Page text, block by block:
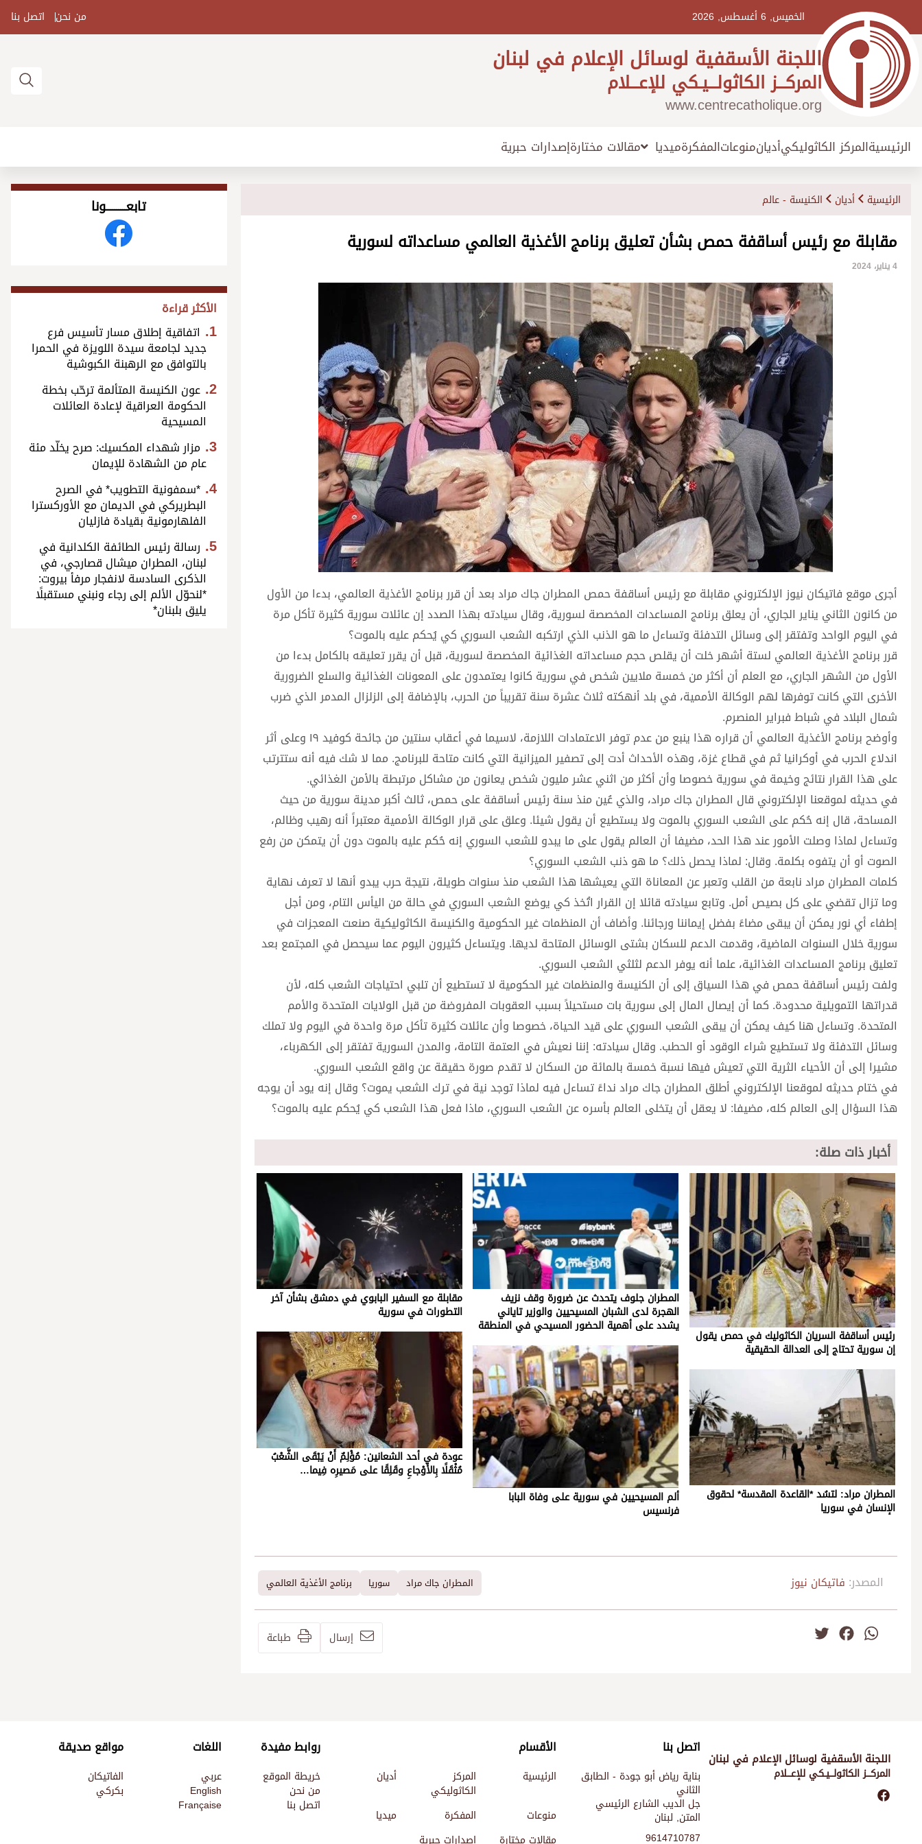
الخميس, 6 أغسطس, 2026 من نحن اتصل بنا
اللجنة الأسقفية لوسائل الإعلام في لبنان
المركـــز الكاثولـــيـكي للإعـــلام
www.centrecatholique.org
الرئيسيةالمركز الكاثوليكيأديانمنوعاتالمفكرةميديا مقالات مختارةإصدارات حبرية
الرئيسية أديان الكنيسة - عالم
مقابلة مع رئيس أساقفة حمص بشأن تعليق برنامج الأغذية العالمي مساعداته لسورية
4 يناير، 2024
أجرى موقع فاتيكان نيوز الإلكتروني مقابلة مع رئيس أساقفة حمص المطران جاك مراد بعد أن قرر برنامج الأغذية العالمي، بدءا من الأول
من كانون الثاني يناير الجاري، أن يعلق برنامج المساعدات المخصصة لسورية، وقال سيادته بهذا الصدد إن عائلات سورية كثيرة تأكل مرة
في اليوم الواحد وتفتقر إلى وسائل التدفئة وتساءل ما هو الذنب الذي ارتكبه الشعب السوري كي يُحكم عليه بالموت؟
قرر برنامج الأغذية العالمي لستة أشهر خلت أن يقلص حجم مساعداته الغذائية المخصصة لسورية، قبل أن يقرر تعليقه بالكامل بدءا من
الأول من الشهر الجاري، مع العلم أن أكثر من خمسة ملايين شخص في سورية كانوا يعتمدون على المعونات الغذائية والسلع الضرورية
الأخرى التي كانت توفرها لهم الوكالة الأممية، في بلد أنهكته ثلاث عشرة سنة تقريباً من الحرب، بالإضافة إلى الزلزال المدمر الذي ضرب
شمال البلاد في شباط فبراير المنصرم.
وأوضح برنامج الأغذية العالمي أن قراره هذا ينبع من عدم توفر الاعتمادات اللازمة، لاسيما في أعقاب سنتين من جائحة كوفيد ١٩ وعلى أثر
اندلاع الحرب في أوكرانيا ثم في قطاع غزة، وهذه الأحداث أدت إلى تصفير الميزانية التي كانت متاحة للبرنامج. مما لا شك فيه أنه ستترتب
على هذا القرار نتائج وخيمة في سورية خصوصا وأن أكثر من اثني عشر مليون شخص يعانون من مشاكل مرتبطة بالأمن الغذائي.
في حديثه لموقعنا الإلكتروني قال المطران جاك مراد، والذي عُين منذ سنة رئيس أساقفة على حمص، ثالث أكبر مدينة سورية من حيث
المساحة، قال إنه حُكم على الشعب السوري بالموت ولا يستطيع أن يقول شيئا. وعلق على قرار الوكالة الأممية معتبراً أنه رهيب وظالم،
وتساءل لماذا وصلت الأمور عند هذا الحد، مضيفا أن العالم يقول على ما يبدو للشعب السوري إنه حُكم عليه بالموت دون أن يتمكن من رفع
الصوت أو أن يتفوه بكلمة. وقال: لماذا يحصل ذلك؟ ما هو ذنب الشعب السوري؟
كلمات المطران مراد نابعة من القلب وتعبر عن المعاناة التي يعيشها هذا الشعب منذ سنوات طويلة، نتيجة حرب يبدو أنها لا تعرف نهاية
وما تزال تقضي على كل بصيص أمل. وتابع سيادته قائلا إن القرار اتُخذ كي يوضع الشعب السوري في حالة من اليأس التام، ومن أجل
إطفاء أي نور يمكن أن يبقى مضاءً بفضل إيماننا ورجائنا. وأضاف أن المنظمات غير الحكومية والكنيسة الكاثوليكية صنعت المعجزات في
سورية خلال السنوات الماضية، وقدمت الدعم للسكان بشتى الوسائل المتاحة لديها. ويتساءل كثيرون اليوم عما سيحصل في المجتمع بعد
تعليق برنامج المساعدات الغذائية، علما أنه يوفر الدعم لثلثي الشعب السوري.
ولفت رئيس أساقفة حمص في هذا السياق إلى أن الكنيسة والمنظمات غير الحكومية لا تستطيع أن تلبي احتياجات الشعب كله، لأن
قدراتها التمويلية محدودة. كما أن إيصال المال إلى سورية بات مستحيلاً بسبب العقوبات المفروضة من قبل الولايات المتحدة والأمم
المتحدة. وتساءل هنا كيف يمكن أن يبقى الشعب السوري على قيد الحياة، خصوصا وأن عائلات كثيرة تأكل مرة واحدة في اليوم ولا تملك
وسائل التدفئة ولا تستطيع شراء الوقود أو الحطب. وقال سيادته: إننا نعيش في العتمة التامة، والمدن السورية تفتقر إلى الكهرباء،
مشيرا إلى أن الأحياء الثرية التي تعيش فيها نسبة خمسة بالمائة من السكان لا تقدم صورة حقيقة عن واقع الشعب السوري.
في ختام حديثه لموقعنا الإلكتروني أطلق المطران جاك مراد نداءً تساءل فيه لماذا توجد نية في ترك الشعب يموت؟ وقال إنه يود أن يوجه
هذا السؤال إلى العالم كله، مضيفا: لا يعقل أن يتخلى العالم بأسره عن الشعب السوري، ماذا فعل هذا الشعب كي يُحكم عليه بالموت؟
أخبار ذات صلة:
رئيس أساقفة السريان الكاثوليك في حمص يقول
إن سورية تحتاج إلى العدالة الحقيقية
المطران مراد: لتسُد *القاعدة المقدسة* لحقوق
الإنسان في سوريا
المطران جلوف يتحدث عن ضرورة وقف نزيف
الهجرة لدى الشبان المسيحيين والوزير تاياني
يشدد على أهمية الحضور المسيحي في المنطقة
ألم المسيحيين في سورية على وفاة البابا
فرنسيس
مقابلة مع السفير البابوي في دمشق بشأن آخر
التطورات في سورية
عودة في أحد الشعانين: مُؤْلِمٌ أَنْ يَبْقَى الشَّعْبُ
مُثْقَلًا بِالأَوْجاعِ وقَلِقًا على مَصيرِه فِيما…
المصدر: فاتيكان نيوز المطران جاك مراد سوريا برنامج الأغذية العالمي
WhatsApp
Facebook إرسال طباعة
تابعــــــــــونا
الأكثر قراءة
اتفاقية إطلاق مسار تأسيس فرع
جديد لجامعة سيدة اللويزة في الحمرا
بالتوافق مع الرهبنة الكبوشية
عون الكنيسة المتألمة ترحّب بخطة
الحكومة العراقية لإعادة العائلات
المسيحية
مزار شهداء المكسيك: صرح يخلّد مئة
عام من الشهادة للإيمان
*سمفونية التطويب* في الصرح
البطريركي في الديمان مع الأوركسترا
الفلهارمونية بقيادة فازليان
رسالة رئيس الطائفة الكلدانية في
لبنان، المطران ميشال قصارجي، في
الذكرى السادسة لانفجار مرفأ بيروت:
*لنحوّل الألم إلى رجاء ونبني مستقبلًا
يليق بلبنان*
اللجنة الأسقفية لوسائل الإعلام في لبنان
المركـــز الكاثولـــيـكي للإعـــلام
اتصل بنا
بناية رياض أبو جودة - الطابق
الثاني
جل الديب الشارع الرئيسي
المتن, لبنان
9614710787
الأقسام
الرئيسية المركز
الكاثوليكي
أديان
منوعات المفكرة
ميديا
مقالات مختارة
إصدارات حبرية
روابط مفيدة
خريطة الموقع
من نحن
اتصل بنا
اللغات
عربي
English
Française
مواقع صديقة
الفاتيكان
بكركي